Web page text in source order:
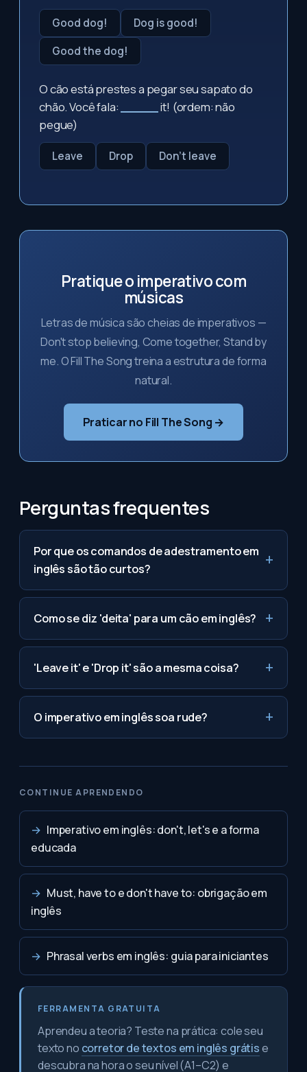
Good dog!
Dog is good!
Good the dog!
O cão está prestes a pegar seu sapato do
chão. Você fala:
it! (ordem: não
pegue)
Leave Drop Don't leave
Pratique o imperativo com
músicas
Letras de música são cheias de imperativos —
Don't stop believing, Come together, Stand by
me. O Fill The Song treina a estrutura de forma
natural.
Praticar no Fill The Song →
Perguntas frequentes
Por que os comandos de adestramento em
inglês são tão curtos?
Como se diz 'deita' para um cão em inglês?
'Leave it' e 'Drop it' são a mesma coisa?
O imperativo em inglês soa rude?
CONTINUE APRENDENDO
→ Imperativo em inglês: don't, let's e a forma
educada
→ Must, have to e don't have to: obrigação em
inglês
→ Phrasal verbs em inglês: guia para iniciantes
FERRAMENTA GRATUITA
Aprendeu a teoria? Teste na prática: cole seu
texto no corretor de textos em inglês grátise
descubra na hora o seu nível (A1–C2) e